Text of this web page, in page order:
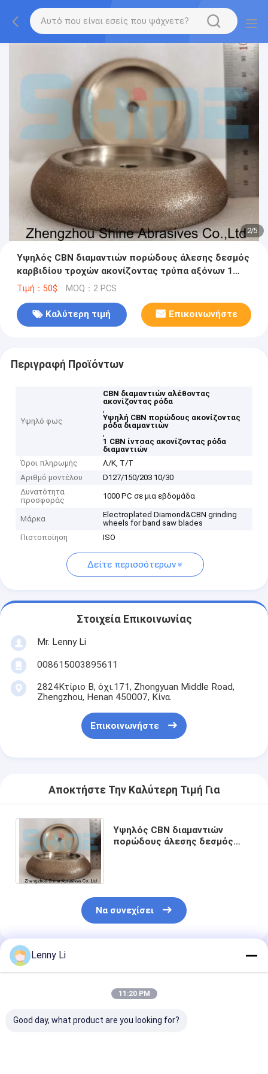
2/5
Υψηλός CBN διαμαντιών πορώδους άλεσης δεσμός
καρβιδίου τροχών ακονίζοντας τρύπα αξόνων 1
ίντσας
Τιμή：50$ MOQ：2 PCS
Καλύτερη τιμή Επικοινωνήστε
Περιγραφή Προϊόντων
Υψηλό φως
CBN διαμαντιών αλέθοντας
ακονίζοντας ρόδα
,
Υψηλή CBN πορώδους ακονίζοντας
ρόδα διαμαντιών
,
1 CBN ίντσας ακονίζοντας ρόδα
διαμαντιών
Όροι πληρωμής
Λ/Κ, Τ/Τ
Αριθμό μοντέλου
D127/150/203 10/30
Δυνατότητα
προσφοράς
1000 PC σε μια εβδομάδα
Μάρκα
Electroplated Diamond&CBN grinding
wheels for band saw blades
Πιστοποίηση
ISO
Δείτε περισσότερων
Στοιχεία Επικοινωνίας
Mr. Lenny Li
008615003895611
2824Κτίριο Β, όχι.171, Zhongyuan Middle Road,
Zhengzhou, Henan 450007, Κίνα.
Επικοινωνήστε
Αποκτήστε Την Καλύτερη Τιμή Για
Υψηλός CBN διαμαντιών
πορώδους άλεσης δεσμός
Να συνεχίσει
Συνιστώμενα Προϊόντα
Lenny Li
11:20 PM
Good day, what product are you looking for?